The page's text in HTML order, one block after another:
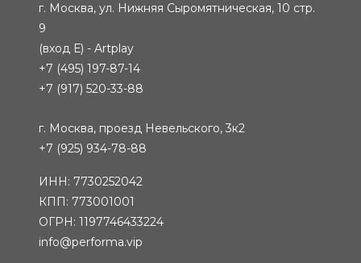
г. Москва, ул. Нижняя Сыромятническая, 10 стр.
9
(вход Е) - Artplay
+7 (495) 197-87-14
+7 (917) 520-33-88
г. Москва, проезд Невельского, 3к2
+7 (925) 934-78-88
ИНН: 7730252042
КПП: 773001001
ОГРН: 1197746433224
info@performa.vip